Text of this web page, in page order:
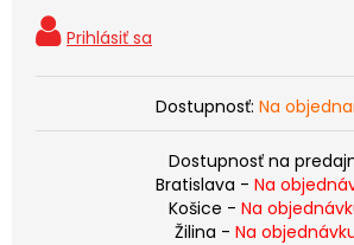
Dostupnosť: Na
Dostupnosť na
Bratislava - Na
Košice - Na
Žilina - Na